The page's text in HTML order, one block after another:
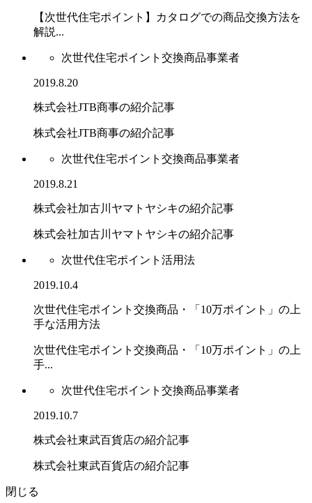
【次世代住宅ポイント】カタログでの商品交換方法を
解説...
次世代住宅ポイント交換商品事業者
2019.8.20
株式会社JTB商事の紹介記事
株式会社JTB商事の紹介記事
次世代住宅ポイント交換商品事業者
2019.8.21
株式会社加古川ヤマトヤシキの紹介記事
株式会社加古川ヤマトヤシキの紹介記事
次世代住宅ポイント活用法
2019.10.4
次世代住宅ポイント交換商品・「10万ポイント」の上
手な活用方法
次世代住宅ポイント交換商品・「10万ポイント」の上
手...
次世代住宅ポイント交換商品事業者
2019.10.7
株式会社東武百貨店の紹介記事
株式会社東武百貨店の紹介記事
閉じる